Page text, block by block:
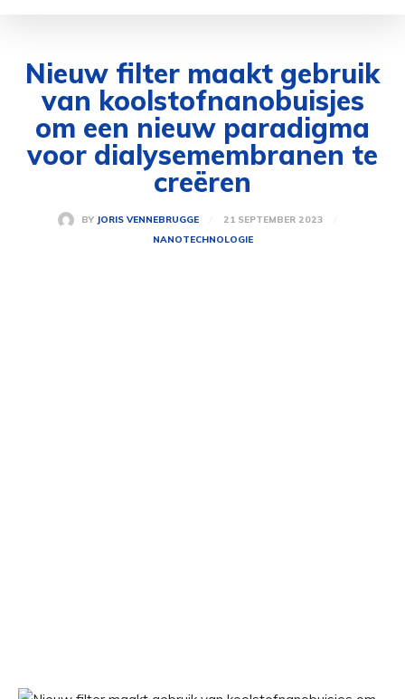
Nieuw filter maakt gebruik
van koolstofnanobuisjes
om een ​​nieuw paradigma
voor dialysemembranen te
creëren
BY JORIS VENNEBRUGGE
21 SEPTEMBER 2023
NANOTECHNOLOGIE